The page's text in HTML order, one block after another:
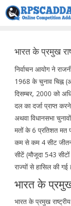
Skip
to
भारत के प्रमुख
निर्वाचन आयोग ने
1968 के चुनाव चिह्न
दिसम्बर, 2000 को
दल का दर्जा प्राप्त
अथवा विधानसभा
मतों के 6 प्रतिशत मत
कम से कम 4 सीट
सीटें (मौजूदा 543
राज्यों से हासिल की गई
भारत के
भारत के प्रमुख